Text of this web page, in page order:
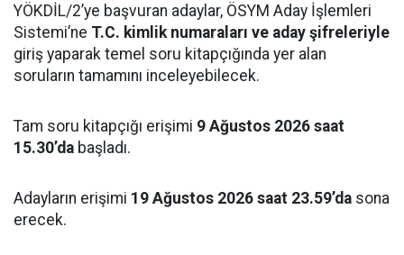
YÖKDİL/2’ye başvuran adaylar, ÖSYM Aday İşlemleri
Sistemi’ne T.C. kimlik numaraları ve aday şifreleriyle
giriş yaparak temel soru kitapçığında yer alan
soruların tamamını inceleyebilecek.
Tam soru kitapçığı erişimi 9 Ağustos 2026 saat
15.30’da başladı.
Adayların erişimi 19 Ağustos 2026 saat 23.59’da sona
erecek.